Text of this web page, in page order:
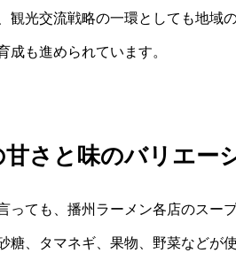
観光交流戦略の一環としても地域
成も進められています。
さと味のバリエー
っても、播州ラーメン各店のスー
糖、タマネギ、果物、野菜などが